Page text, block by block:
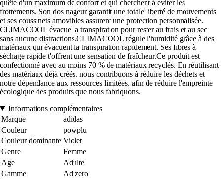
quête d'un maximum de confort et qui cherchent à éviter les
frottements. Son dos nageur garantit une totale liberté de mouvements
et ses coussinets amovibles assurent une protection personnalisée.
CLIMACOOL évacue la transpiration pour rester au frais et au sec
sans aucune distractions.CLIMACOOL régule l'humidité grâce à des
matériaux qui évacuent la transpiration rapidement. Ses fibres à
séchage rapide t'offrent une sensation de fraîcheur.Ce produit est
confectionné avec au moins 70 % de matériaux recyclés. En réutilisant
des matériaux déjà créés. nous contribuons à réduire les déchets et
notre dépendance aux ressources limitées. afin de réduire l'empreinte
écologique des produits que nous fabriquons.
Informations complémentaires
Marque
adidas
Couleur
powplu
Couleur dominante Violet
Genre
Femme
Age
Adulte
Gamme
Adizero